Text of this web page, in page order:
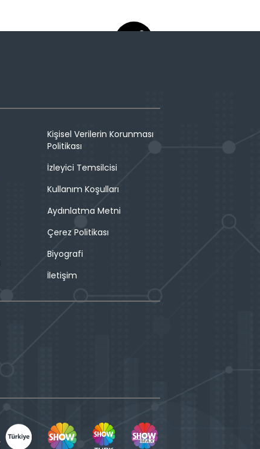
Kişisel Verilerin Korunması
Politikası
İzleyici Temsilcisi
Kullanım Koşulları
Aydınlatma Metni
Çerez Politikası
Biyografi
İletişim